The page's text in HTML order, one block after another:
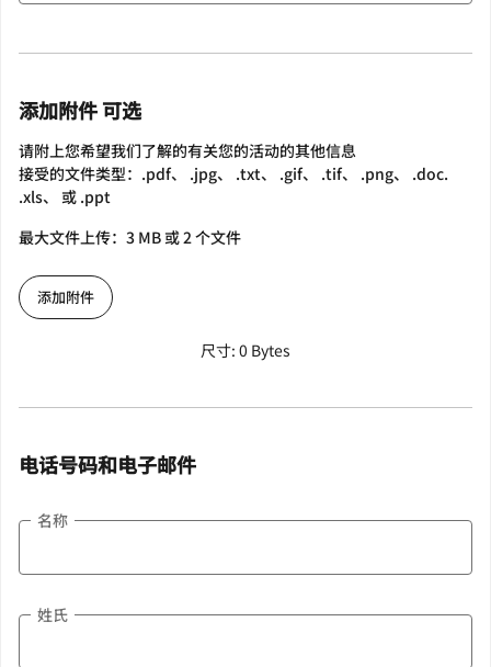
添加附件 可选
请附上您希望我们了解的有关您的活动的其他信息
接受的文件类型：.pdf、 .jpg、 .txt、 .gif、 .tif、 .png、 .doc.
.xls、 或 .ppt
最大文件上传：3 MB 或 2 个文件
添加附件
尺寸: 0 Bytes
电话号码和电子邮件
名称
姓氏